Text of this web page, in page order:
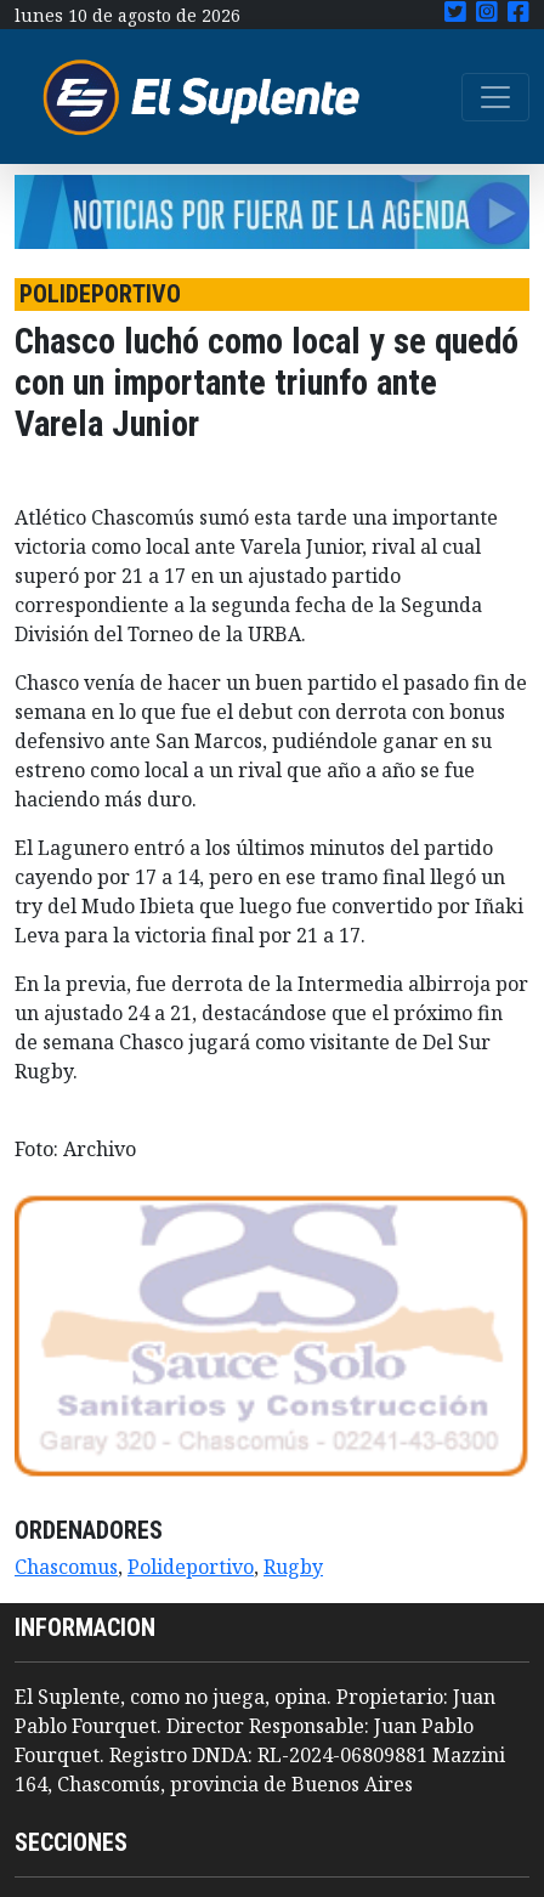
lunes 10 de agosto de 2026
POLIDEPORTIVO
Chasco luchó como local y se quedó
con un importante triunfo ante
Varela Junior
Atlético Chascomús sumó esta tarde una importante
victoria como local ante Varela Junior, rival al cual
superó por 21 a 17 en un ajustado partido
correspondiente a la segunda fecha de la Segunda
División del Torneo de la URBA.
Chasco venía de hacer un buen partido el pasado fin de
semana en lo que fue el debut con derrota con bonus
defensivo ante San Marcos, pudiéndole ganar en su
estreno como local a un rival que año a año se fue
haciendo más duro.
El Lagunero entró a los últimos minutos del partido
cayendo por 17 a 14, pero en ese tramo final llegó un
try del Mudo Ibieta que luego fue convertido por Iñaki
Leva para la victoria final por 21 a 17.
En la previa, fue derrota de la Intermedia albirroja por
un ajustado 24 a 21, destacándose que el próximo fin
de semana Chasco jugará como visitante de Del Sur
Rugby.
Foto: Archivo
ORDENADORES
Chascomus,Polideportivo,Rugby
INFORMACION
El Suplente, como no juega, opina. Propietario: Juan
Pablo Fourquet. Director Responsable: Juan Pablo
Fourquet. Registro DNDA: RL-2024-06809881 Mazzini
164, Chascomús, provincia de Buenos Aires
SECCIONES